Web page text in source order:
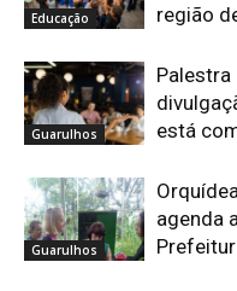
Educação
região
Guarulhos
Palestra
está
Guarulhos
agenda